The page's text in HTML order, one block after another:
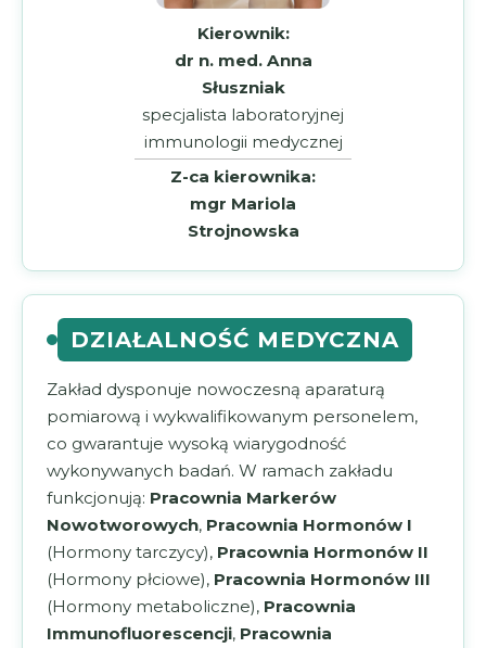
Kierownik:
dr n. med. Anna
Słuszniak
specjalista laboratoryjnej
immunologii medycznej
Z-ca kierownika:
mgr Mariola
Strojnowska
DZIAŁALNOŚĆ MEDYCZNA
Zakład dysponuje nowoczesną aparaturą
pomiarową i wykwalifikowanym personelem,
co gwarantuje wysoką wiarygodność
wykonywanych badań. W ramach zakładu
funkcjonują: Pracownia Markerów
Nowotworowych, Pracownia Hormonów I
(Hormony tarczycy), Pracownia Hormonów II
(Hormony płciowe), Pracownia Hormonów III
(Hormony metaboliczne), Pracownia
Immunofluorescencji, Pracownia